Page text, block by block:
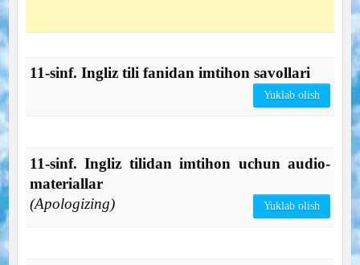
11-sinf. Ingliz tili fanidan imtihon savollari
Yuklab olish
11-sinf. Ingliz tilidan imtihon uchun audio-
materiallar
(Apologizing)
Yuklab olish